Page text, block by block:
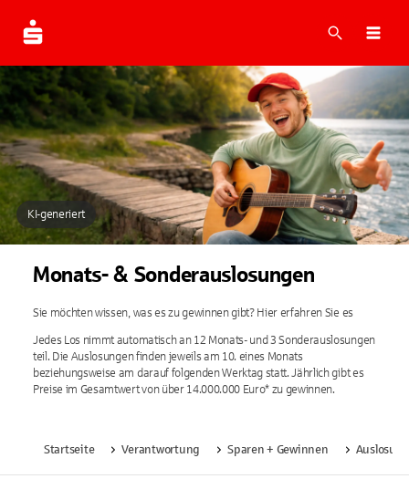
Suche
KI-generiert
Monats- & Sonderauslosungen
Sie möchten wissen, was es zu gewinnen gibt? Hier erfahren Sie es
Jedes Los nimmt automatisch an 12 Monats- und 3 Sonderauslosungen
teil. Die Auslosungen finden jeweils am 10. eines Monats
beziehungsweise am darauf folgenden Werktag statt. Jährlich gibt es
Preise im Gesamtwert von über 14.000.000 Euro* zu gewinnen.
Startseite Verantwortung Sparen + Gewinnen